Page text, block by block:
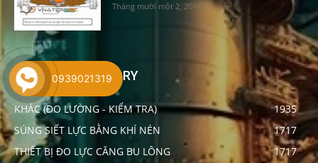
Tháng mười một 2, 2017
POPULAR CATEGORY
KHÁC (ĐO LƯỜNG - KIỂM TRA)
1935
SÚNG SIẾT LỰC BẰNG KHÍ NÉN
1717
THIẾT BỊ ĐO LỰC CĂNG BU LÔNG
1717
0939021319